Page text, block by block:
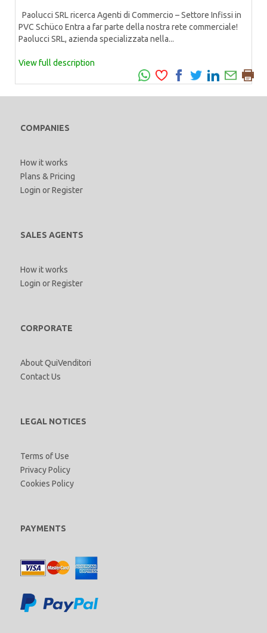
Paolucci SRL ricerca Agenti di Commercio – Settore Infissi in
PVC Schüco Entra a far parte della nostra rete commerciale!
Paolucci SRL, azienda specializzata nella...
View full description
COMPANIES
How it works
Plans & Pricing
Login orRegister
SALES AGENTS
How it works
Login orRegister
CORPORATE
About QuiVenditori
Contact Us
LEGAL NOTICES
Terms of Use
Privacy Policy
Cookies Policy
PAYMENTS